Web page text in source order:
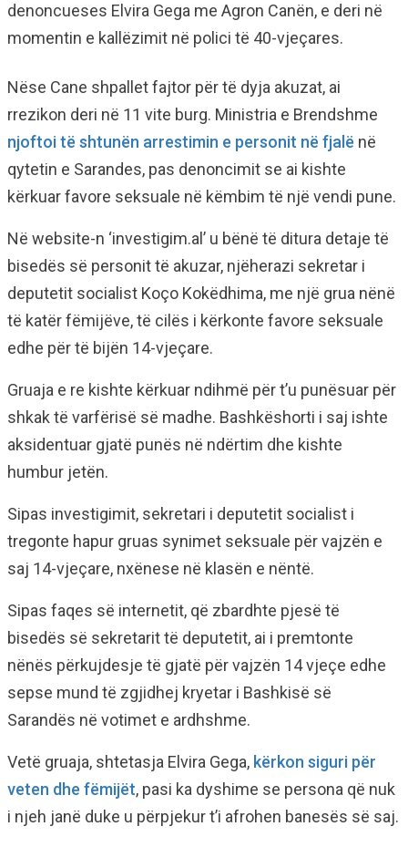
denoncueses Elvira Gega me Agron Canën, e deri në
momentin e kallëzimit në polici të 40-vjeçares.
Nëse Cane shpallet fajtor për të dyja akuzat, ai
rrezikon deri në 11 vite burg. Ministria e Brendshme
njoftoi të shtunën arrestimin e personit në fjalë në
qytetin e Sarandes, pas denoncimit se ai kishte
kërkuar favore seksuale në këmbim të një vendi pune.
Në website-n ‘investigim.al’ u bënë të ditura detaje të
bisedës së personit të akuzar, njëherazi sekretar i
deputetit socialist Koço Kokëdhima, me një grua nënë
të katër fëmijëve, të cilës i kërkonte favore seksuale
edhe për të bijën 14-vjeçare.
Gruaja e re kishte kërkuar ndihmë për t’u punësuar për
shkak të varfërisë së madhe. Bashkëshorti i saj ishte
aksidentuar gjatë punës në ndërtim dhe kishte
humbur jetën.
Sipas investigimit, sekretari i deputetit socialist i
tregonte hapur gruas synimet seksuale për vajzën e
saj 14-vjeçare, nxënese në klasën e nëntë.
Sipas faqes së internetit, që zbardhte pjesë të
bisedës së sekretarit të deputetit, ai i premtonte
nënës përkujdesje të gjatë për vajzën 14 vjeçe edhe
sepse mund të zgjidhej kryetar i Bashkisë së
Sarandës në votimet e ardhshme.
Vetë gruaja, shtetasja Elvira Gega, kërkon siguri për
veten dhe fëmijët, pasi ka dyshime se persona që nuk
i njeh janë duke u përpjekur t’i afrohen banesës së saj.